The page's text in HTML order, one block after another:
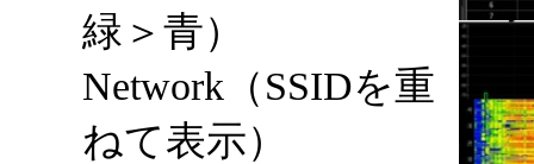
緑＞青）
Network（SSIDを重
ねて表示）